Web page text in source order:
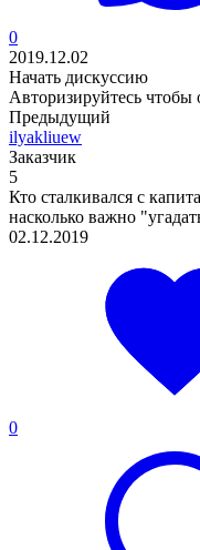
0
2019.12.02
Начать дискуссию
Авторизируйтесь чтобы
Предыдущий
ilyakliuew
Заказчик
5
Кто сталкивался с
насколько важно
02.12.2019
0